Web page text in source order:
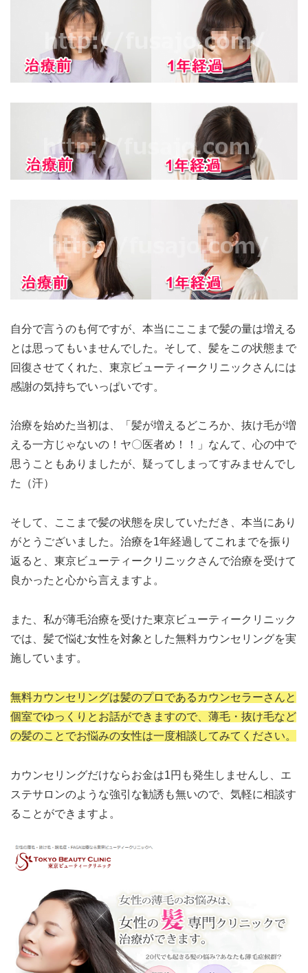
自分で言うのも何ですが、本当にここまで髪の量は増える
とは思ってもいませんでした。そして、髪をこの状態まで
回復させてくれた、東京ビューティークリニックさんには
感謝の気持ちでいっぱいです。
治療を始めた当初は、「髪が増えるどころか、抜け毛が増
える一方じゃないの！ヤ〇医者め！！」なんて、心の中で
思うこともありましたが、疑ってしまってすみませんでし
た（汗）
そして、ここまで髪の状態を戻していただき、本当にあり
がとうございました。治療を1年経過してこれまでを振り
返ると、東京ビューティークリニックさんで治療を受けて
良かったと心から言えますよ。
また、私が薄毛治療を受けた東京ビューティークリニック
では、髪で悩む女性を対象とした無料カウンセリングを実
施しています。
無料カウンセリングは髪のプロであるカウンセラーさんと
個室でゆっくりとお話ができますので、薄毛・抜け毛など
の髪のことでお悩みの女性は一度相談してみてください。
カウンセリングだけならお金は1円も発生しませんし、エ
ステサロンのような強引な勧誘も無いので、気軽に相談す
ることができますよ。